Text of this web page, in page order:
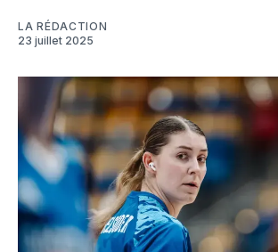
LA RÉDACTION
23 juillet 2025